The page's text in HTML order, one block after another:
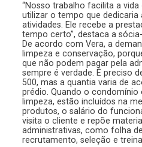
“Nosso trabalho facilita a
utilizar o tempo que
atividades. Ele recebe a
tempo certo”, destaca a
De acordo com Vera, a
limpeza e conservação,
que não podem pagar pela
sempre é verdade. É preciso
500, mas a quantia varia de
prédio. Quando o
limpeza, estão incluídos na
produtos, o salário do
visita o cliente e repõe
administrativas, como folha
recrutamento, seleção e